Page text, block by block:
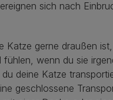
sich nach
Katze gerne draußen
fühlen, wenn du sie
deine Katze
geschlossene